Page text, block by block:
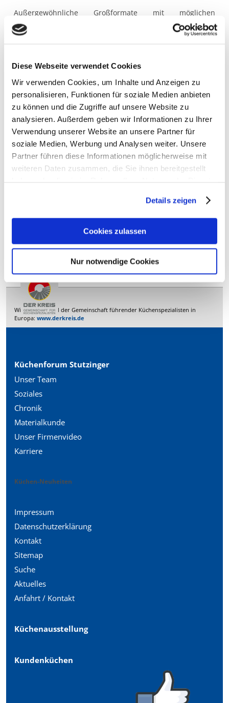
Diese Webseite verwendet Cookies
Wir verwenden Cookies, um Inhalte und Anzeigen zu
personalisieren, Funktionen für soziale Medien anbieten
zu können und die Zugriffe auf unsere Website zu
analysieren. Außerdem geben wir Informationen zu Ihrer
Verwendung unserer Website an unsere Partner für
soziale Medien, Werbung und Analysen weiter. Unsere
Partner führen diese Informationen möglicherweise mit
weiteren Daten zusammen, die Sie ihnen bereitgestellt
Details zeigen
Cookies zulassen
Nur notwendige Cookies
Außergewöhnliche Großformate mit möglichen
Kantenlängen bis zu 1.250 mm x 2.950 mm reduzieren
den Fugenanteil. So entsteht eine ebene, glatte und
auf den rauen Fugen einer Fliesenwand hartnäckig haften
Keime haben keine Chance, sich auf der Oberfläche des
Materials einzunisten. Zudem kann Cristalite granite mit
einer geringen Aufbauhöhe von 6 mm auch nachträglich
auf der Fliesen- rückwand befestigt werden.
Ein sehr hoher Quarzanteil von rund 80 Prozent macht
Cristalite granite so hart, dass auch starke
Beanspruchung keine Gebrauchsspuren hinterlässt. Auf
Wir sind Mitglied der Gemeinschaft führender Küchenspezialisten in
Europa: www.derkreis.de
Küchenforum Stutzinger
Unser Team
Soziales
Chronik
Materialkunde
Unser Firmenvideo
Karriere
Küchen-Neuheiten
Impressum
Datenschutzerklärung
Kontakt
Sitemap
Suche
Aktuelles
Anfahrt / Kontakt
Küchenausstellung
Kundenküchen